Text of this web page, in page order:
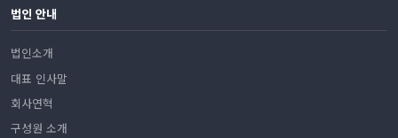
법인 안내
법인소개
대표 인사말
회사연혁
구성원 소개